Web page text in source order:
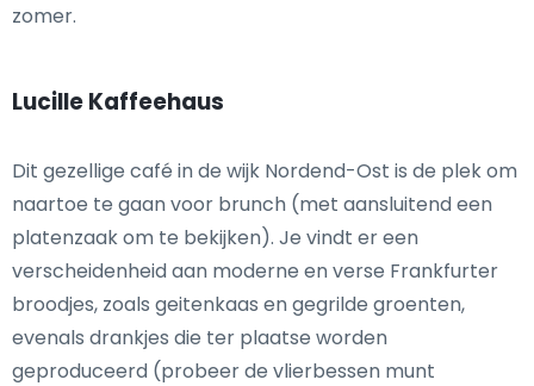
zomer.
Lucille Kaffeehaus
Dit gezellige café in de wijk Nordend-Ost is de plek om
naartoe te gaan voor brunch (met aansluitend een
platenzaak om te bekijken). Je vindt er een
verscheidenheid aan moderne en verse Frankfurter
broodjes, zoals geitenkaas en gegrilde groenten,
evenals drankjes die ter plaatse worden
geproduceerd (probeer de vlierbessen munt